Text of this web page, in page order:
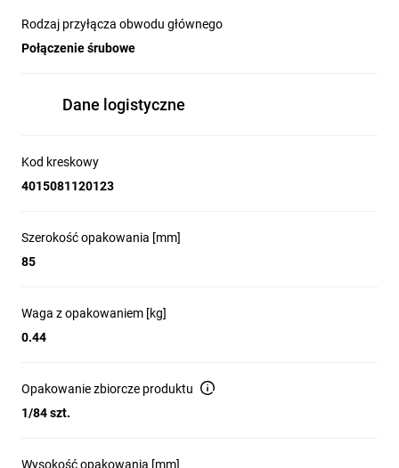
Rodzaj przyłącza obwodu głównego
Połączenie śrubowe
Dane logistyczne
Kod kreskowy
4015081120123
Szerokość opakowania [mm]
85
Waga z opakowaniem [kg]
0.44
Opakowanie zbiorcze produktu
1/84 szt.
Wysokość opakowania [mm]